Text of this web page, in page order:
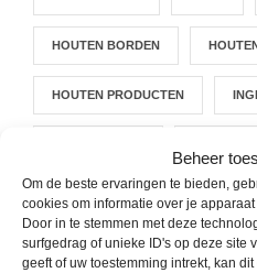
Beheer
Om de beste ervaringen te bieden,
cookies om informatie over je
Door in te stemmen met deze
surfgedrag of unieke ID's op deze site
geeft of uw toestemming intrekt, kan
HOUTEN BORDEN
HOUTEN PRODUCTEN
LASERGRAVEREN
LOGO BRANDEN